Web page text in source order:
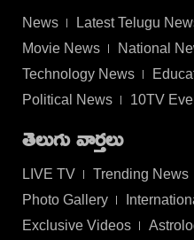
News Latest Telugu
Movie News
National
Technology News
Political News
10TV
తెలుగు వార్తలు
LIVE TV Trending News
Photo Gallery
Exclusive Videos